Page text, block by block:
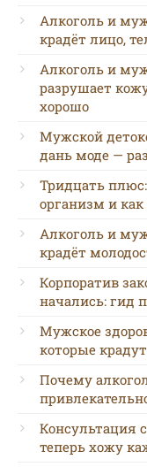
Алкоголь и
крадёт лицо,
Алкоголь и
разрушает
хорошо
Мужской
дань моде —
Тридцать
организм и как
Алкоголь и
крадёт
Корпоратив
начались: гид
Мужское
которые
Почему
Консультация
теперь хожу